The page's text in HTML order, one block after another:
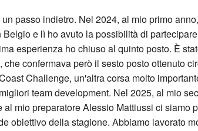
passo indietro. Nel 2024, al mio primo
Belgio e lì ho avuto la possibilità di
esperienza ho chiuso al quinto posto. È
che confermava però il sesto posto ottenuto
Challenge, un'altra corsa molto
team development. Nel 2025, al mio
al mio preparatore Alessio Mattiussi ci siamo
obiettivo della stagione. Abbiamo lavorato